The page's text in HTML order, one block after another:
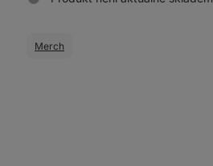
Merch